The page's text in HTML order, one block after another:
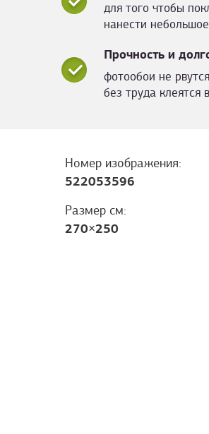
для того чтобы
нанести
Прочность и
фотообои не
без труда клеятся
Номер изображения:
522053596
Размер см:
270×250